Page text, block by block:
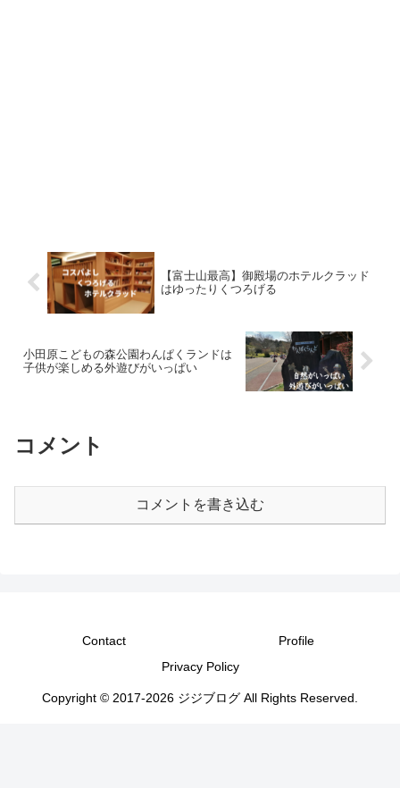
【富士山最高】御殿場のホテルクラッド
はゆったりくつろげる
小田原こどもの森公園わんぱくランドは
子供が楽しめる外遊びがいっぱい
コメント
コメントを書き込む
Contact
Profile
Privacy Policy
Copyright © 2017-2026 ジジブログ All Rights Reserved.